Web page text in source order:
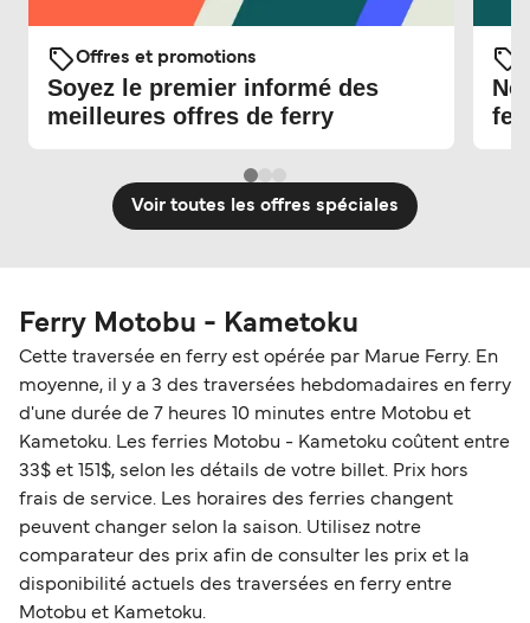
Offres et promotions
Soyez le premier informé des
meilleures offres de ferry
Voir toutes les offres spéciales
Ferry Motobu - Kametoku
Cette traversée en ferry est opérée par Marue Ferry. En
moyenne, il y a 3 des traversées hebdomadaires en ferry
d'une durée de 7 heures 10 minutes entre Motobu et
Kametoku. Les ferries Motobu - Kametoku coûtent entre
33$ et 151$, selon les détails de votre billet. Prix hors
frais de service. Les horaires des ferries changent
peuvent changer selon la saison. Utilisez notre
comparateur des prix afin de consulter les prix et la
disponibilité actuels des traversées en ferry entre
Motobu et Kametoku.